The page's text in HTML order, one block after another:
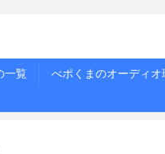
一覧 べポくまのオーディオ